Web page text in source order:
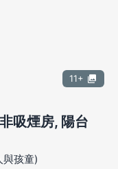
11+
吸煙房, 陽台
與孩童)